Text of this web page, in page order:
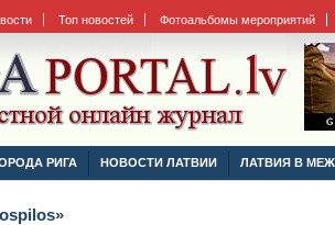
Топ новостей Фотоальбомы мероприятий
РИГА НОВОСТИ ЛАТВИИ ЛАТВИЯ В